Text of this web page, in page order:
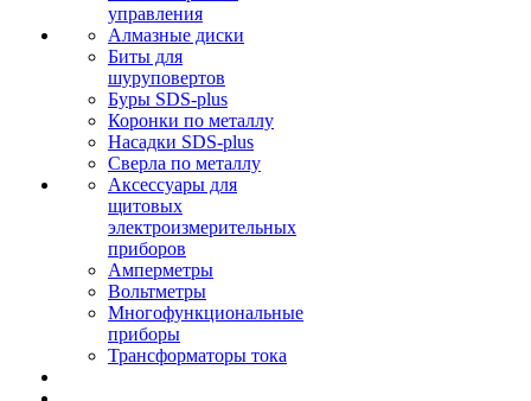
управления
Алмазные диски
Биты для
шуруповертов
Буры SDS-plus
Коронки по металлу
Насадки SDS-plus
Сверла по металлу
Аксессуары для
щитовых
электроизмерительных
приборов
Амперметры
Вольтметры
Многофункциональные
приборы
Трансформаторы тока